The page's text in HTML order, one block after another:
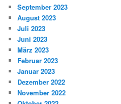
September 2023
August 2023
Juli 2023
Juni 2023
März 2023
Februar 2023
Januar 2023
Dezember 2022
November 2022